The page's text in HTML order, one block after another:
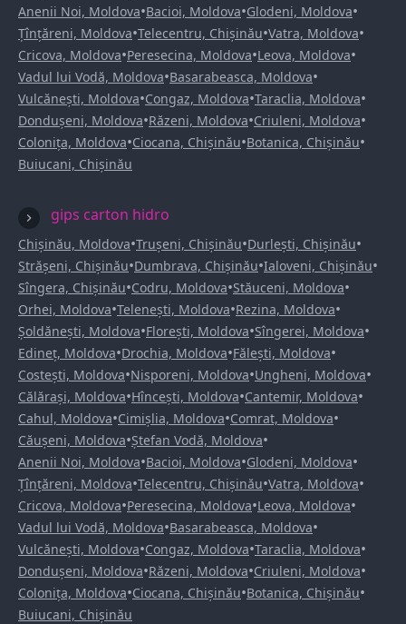
Anenii Noi, Moldova•Bacioi, Moldova•Glodeni, Moldova•
Țînțăreni, Moldova•Telecentru, Chișinău•Vatra, Moldova•
Cricova, Moldova•Peresecina, Moldova•Leova, Moldova•
Vadul lui Vodă, Moldova•Basarabeasca, Moldova•
Vulcănești, Moldova•Congaz, Moldova•Taraclia, Moldova•
Dondușeni, Moldova•Răzeni, Moldova•Criuleni, Moldova•
Colonița, Moldova•Ciocana, Chișinău•Botanica, Chișinău•
Buiucani, Chișinău
gips carton hidro
Chișinău, Moldova•Trușeni, Chișinău•Durlești, Chișinău•
Strășeni, Chișinău•Dumbrava, Chișinău•Ialoveni, Chișinău•
Sîngera, Chișinău•Codru, Moldova•Stăuceni, Moldova•
Orhei, Moldova•Telenești, Moldova•Rezina, Moldova•
Șoldănești, Moldova•Florești, Moldova•Sîngerei, Moldova•
Edineț, Moldova•Drochia, Moldova•Fălești, Moldova•
Costești, Moldova•Nisporeni, Moldova•Ungheni, Moldova•
Călărași, Moldova•Hîncești, Moldova•Cantemir, Moldova•
Cahul, Moldova•Cimișlia, Moldova•Comrat, Moldova•
Căușeni, Moldova•Ștefan Vodă, Moldova•
Anenii Noi, Moldova•Bacioi, Moldova•Glodeni, Moldova•
Țînțăreni, Moldova•Telecentru, Chișinău•Vatra, Moldova•
Cricova, Moldova•Peresecina, Moldova•Leova, Moldova•
Vadul lui Vodă, Moldova•Basarabeasca, Moldova•
Vulcănești, Moldova•Congaz, Moldova•Taraclia, Moldova•
Dondușeni, Moldova•Răzeni, Moldova•Criuleni, Moldova•
Colonița, Moldova•Ciocana, Chișinău•Botanica, Chișinău•
Buiucani, Chișinău